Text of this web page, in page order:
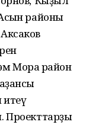
районы
Мораҡ район
Проекттарҙы